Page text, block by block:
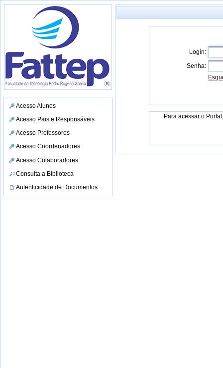
Acesso Alunos
Acesso Pais e Responsáveis
Acesso Professores
Acesso Coordenadores
Acesso Colaboradores
Consulta a Biblioteca
Autenticidade de Documentos
Login:
Senha:
Para acessar o